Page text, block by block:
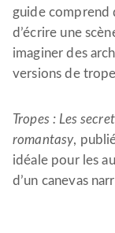
guide comprend
d’écrire une
imaginer des
versions de
Tropes : Les
romantasy,
idéale pour les
d’un canevas